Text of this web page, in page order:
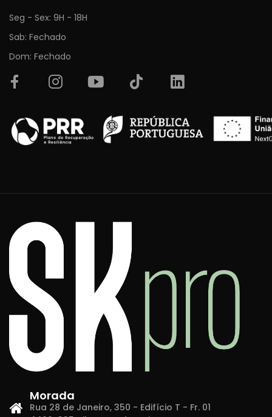
Seg - Sex: 9H - 18H
Sab: Fechado
Dom: Fechado
Morada
Rua 28 de Janeiro, 350 - Edifício T - Fr. 01